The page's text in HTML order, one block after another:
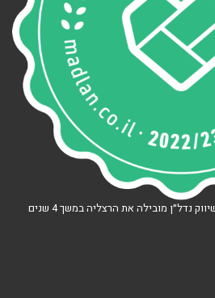
אתר מדלן קבע ומצא: OK תיווך ושיווק נדל״ן מובילה את הרצליה במשך 4 שנים